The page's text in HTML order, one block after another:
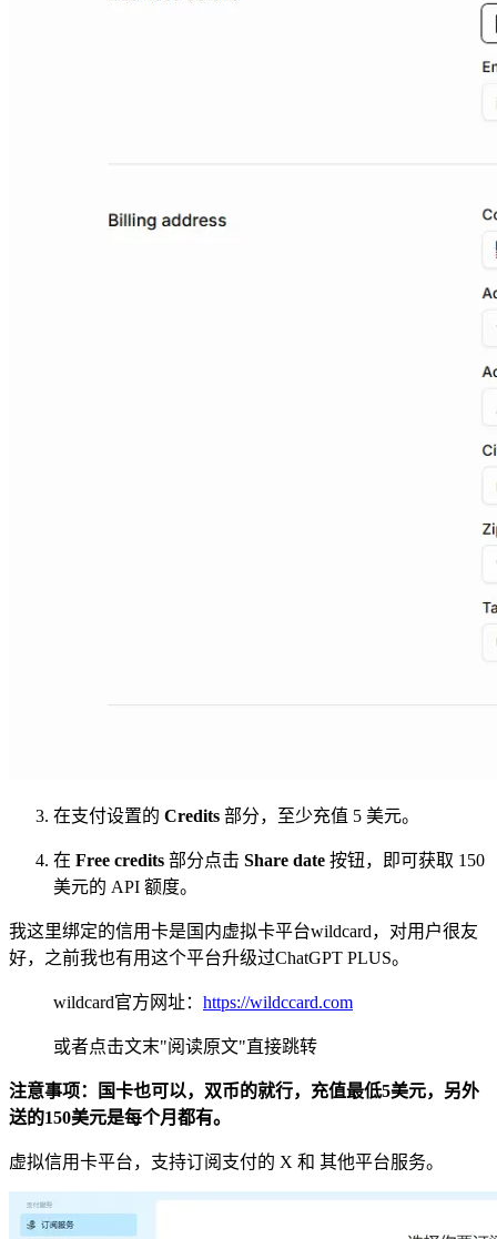
在支付设置的 Credits 部分，至少充值 5 美元。
在 Free credits 部分点击 Share date 按钮，即可获取 150
美元的 API 额度。
我这里绑定的信用卡是国内虚拟卡平台wildcard，对用户很友
好，之前我也有用这个平台升级过ChatGPT PLUS。
wildcard官方网址： https://wildccard.com
或者点击文末"阅读原文"直接跳转
注意事项：国卡也可以，双币的就行，充值最低5美元，另外
送的150美元是每个月都有。
虚拟信用卡平台，支持订阅支付的 X 和 其他平台服务。